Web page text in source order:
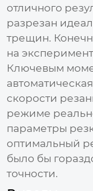
отличного
разрезан
трещин.
на
Ключевым
скорости
режиме
параметры
оптимальный
было бы
точности.